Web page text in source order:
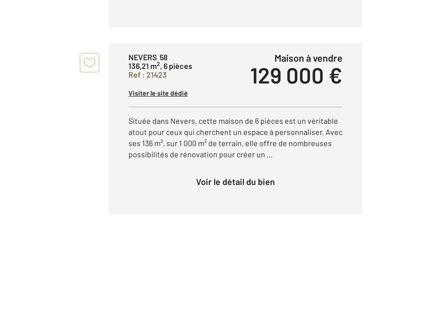
NEVERS 58
136,21 m2, 6 pièces
Ref : 21423
Maison à vendre
129 000 €
Visiter le site dédié
Située dans Nevers, cette maison de 6 pièces est un véritable
atout pour ceux qui cherchent un espace à personnaliser. Avec
ses 136 m², sur 1 000 m² de terrain, elle offre de nombreuses
possibilités de rénovation pour créer un ...
Voir le détail du bien